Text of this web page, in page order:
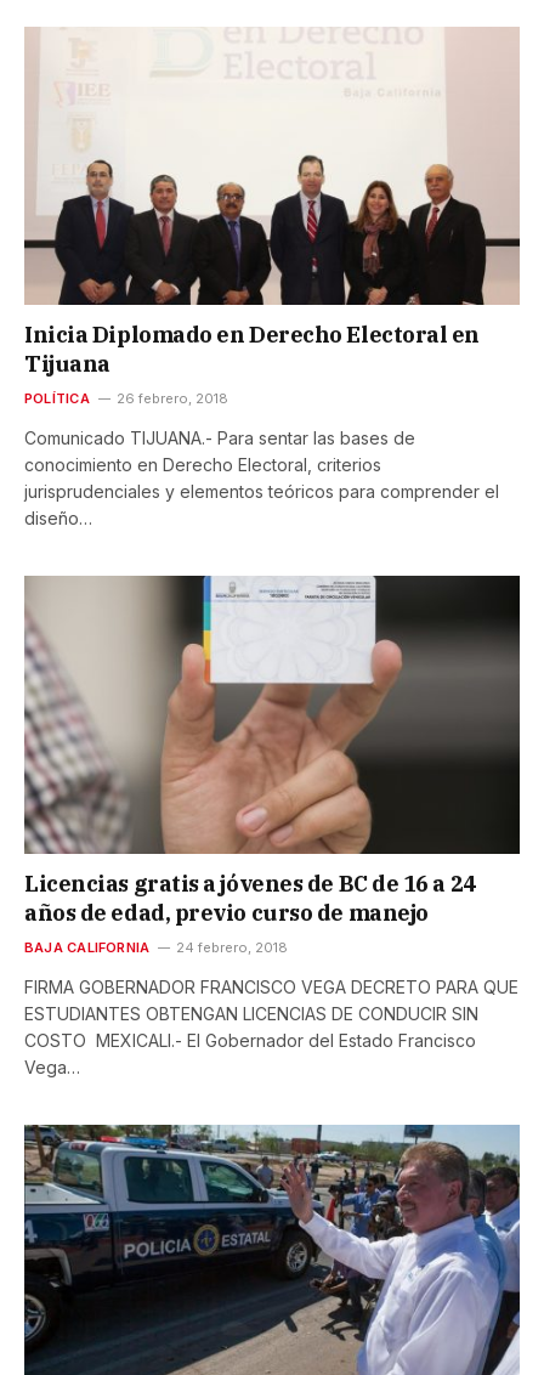
Inicia Diplomado en Derecho Electoral en
Tijuana
POLÍTICA 26 febrero, 2018
Comunicado TIJUANA.- Para sentar las bases de
conocimiento en Derecho Electoral, criterios
jurisprudenciales y elementos teóricos para comprender el
diseño…
Licencias gratis a jóvenes de BC de 16 a 24
años de edad, previo curso de manejo
BAJA CALIFORNIA 24 febrero, 2018
FIRMA GOBERNADOR FRANCISCO VEGA DECRETO PARA QUE
ESTUDIANTES OBTENGAN LICENCIAS DE CONDUCIR SIN
COSTO MEXICALI.- El Gobernador del Estado Francisco
Vega…